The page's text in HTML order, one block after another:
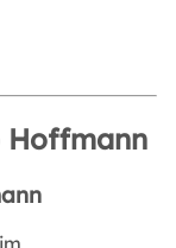
Hoffmann